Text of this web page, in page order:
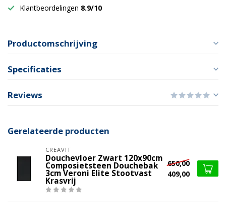
Klantbeordelingen 8.9/10
Productomschrijving
Specificaties
Reviews
Gerelateerde producten
CREAVIT
Douchevloer Zwart 120x90cm
Composietsteen Douchebak
3cm Veroni Elite Stootvast
Krasvrij
650,00
409,00